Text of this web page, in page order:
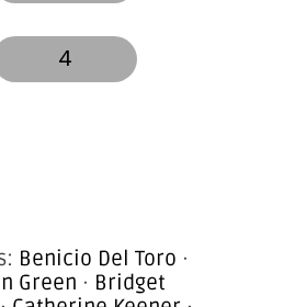
4
Benicio Del Toro ·
Green · Bridget